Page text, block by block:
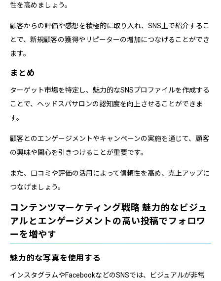
性を高めましょう。
顧客からの評価や感想を積極的に取り入れ、SNS上で紹介するこ
とで、新規顧客の獲得やリピーターの増加につなげることができ
ます。
まとめ
ターゲット市場を特定し、魅力的なSNSプロファイルを作成する
ことで、ヘッドスパサロンの認知度を向上させることができま
す。
顧客とのエンゲージメントやキャンペーンの実施を通じて、顧客
の興味や関心を引きつけることが重要です。
また、口コミや評価の活用によって信頼性を高め、売上アップに
つなげましょう。
コンテンツマーケティング戦略 魅力的なビジュ
アルとエンゲージメントの高い投稿でフォロワ
ーを増やす
魅力的な写真を使用する
インスタグラムやFacebookなどのSNSでは、ビジュアルが非常